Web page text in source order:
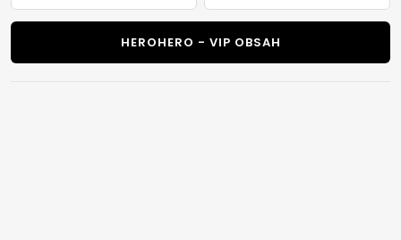
HEROHERO - VIP OBSAH